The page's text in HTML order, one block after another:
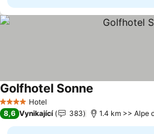
4 Počet hvězdiček
Hotel
Golfhotel Sonne
8,6 Vynikající 383 1.4 km >> Alpe